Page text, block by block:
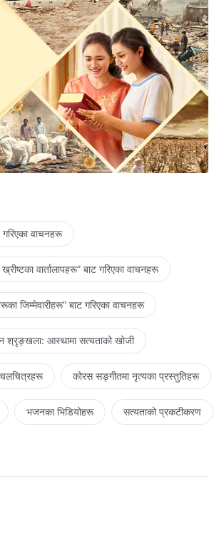
वाचनहरू
वार्तालापहरू” बाट गरिएका वाचनहरू
जिम्‍मेवारीहरू” बाट गरिएका वाचनहरू
श्रृङ्खला: आस्थामा सत्यताको खोजी
चलचित्रहरू कोरस सङ्गीतमा नृत्यका प्रस्तुतिहरू
भजनका भिडियोहरू सत्यताको प्रकटीकरण